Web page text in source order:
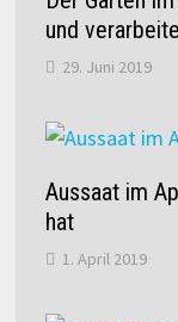
und
29. Juni 2019
Aussaat im
hat
1. April 2019